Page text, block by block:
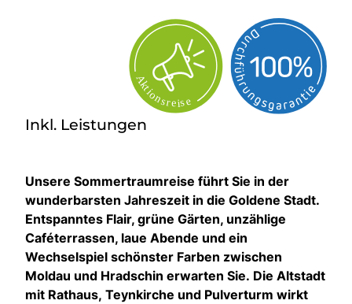
Inkl. Leistungen
Unsere Sommertraumreise führt Sie in der
wunderbarsten Jahreszeit in die Goldene Stadt.
Entspanntes Flair, grüne Gärten, unzählige
Caféterrassen, laue Abende und ein
Wechselspiel schönster Farben zwischen
Moldau und Hradschin erwarten Sie. Die Altstadt
mit Rathaus, Teynkirche und Pulverturm wirkt